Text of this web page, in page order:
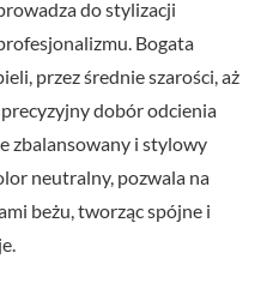
do stylizacji
Bogata
przez średnie szarości, aż
dobór odcienia
zbalansowany i stylowy
neutralny, pozwala na
beżu, tworząc spójne i